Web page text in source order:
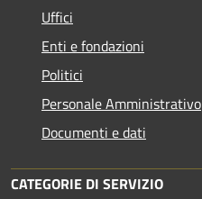
Uffici
Enti e fondazioni
Politici
Personale Amministrativo
Documenti e dati
CATEGORIE DI SERVIZIO